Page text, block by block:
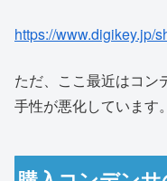
https://www.digikey.jp/
ただ、ここ最近はコン
手性が悪化しています。